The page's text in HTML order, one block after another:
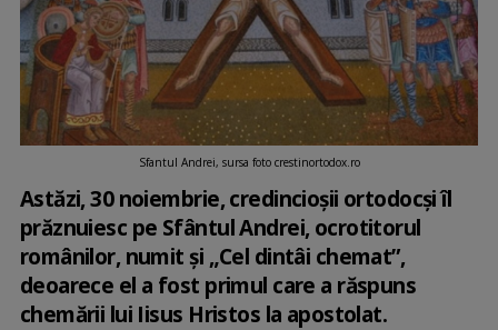
Sfantul Andrei, sursa foto crestinortodox.ro
Astăzi, 30 noiembrie, credincioșii ortodocși îl
prăznuiesc pe Sfântul Andrei, ocrotitorul
românilor, numit și „Cel dintâi chemat”,
deoarece el a fost primul care a răspuns
chemării lui Iisus Hristos la apostolat.